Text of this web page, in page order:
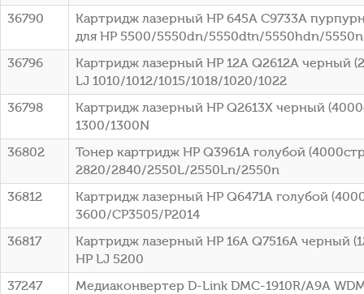
36790
Картридж лазерный HP 645A C9733A
для HP 5500/5550dn/5550dtn/5550hdn/5550n
36796
Картридж лазерный HP 12A Q2612A черный
LJ 1010/1012/1015/1018/1020/1022
36798
Картридж лазерный HP Q2613X черный
1300/1300N
36802
Тонер картридж HP Q3961A голубой
2820/2840/2550L/2550Ln/2550n
36812
Картридж лазерный HP Q6471A голубой
3600/CP3505/P2014
36817
Картридж лазерный HP 16A Q7516A черный
HP LJ 5200
37247
Медиаконвертер D-Link DMC-1910R/A9A